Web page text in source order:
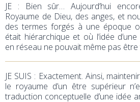
JE : Bien sûr… Aujourd’hui
Royaume de Dieu, des anges, et
des termes forgés à une époque
était hiérarchique et où l’idée
en réseau ne pouvait même pas
JE SUIS : Exactement. Ainsi,
le royaume d’un être supérieur
traduction conceptuelle d’une idée